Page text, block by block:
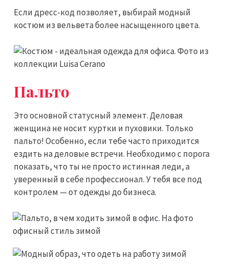
Если дресс-код позволяет, выбирай модный
костюм из вельвета более насыщенного цвета.
Пальто
Это основной статусный элемент. Деловая
женщина не носит куртки и пуховики. Только
пальто! Особенно, если тебе часто приходится
ездить на деловые встречи. Необходимо с порога
показать, что ты не просто истинная леди, а
уверенный в себе профессионал. У тебя все под
контролем — от одежды до бизнеса.